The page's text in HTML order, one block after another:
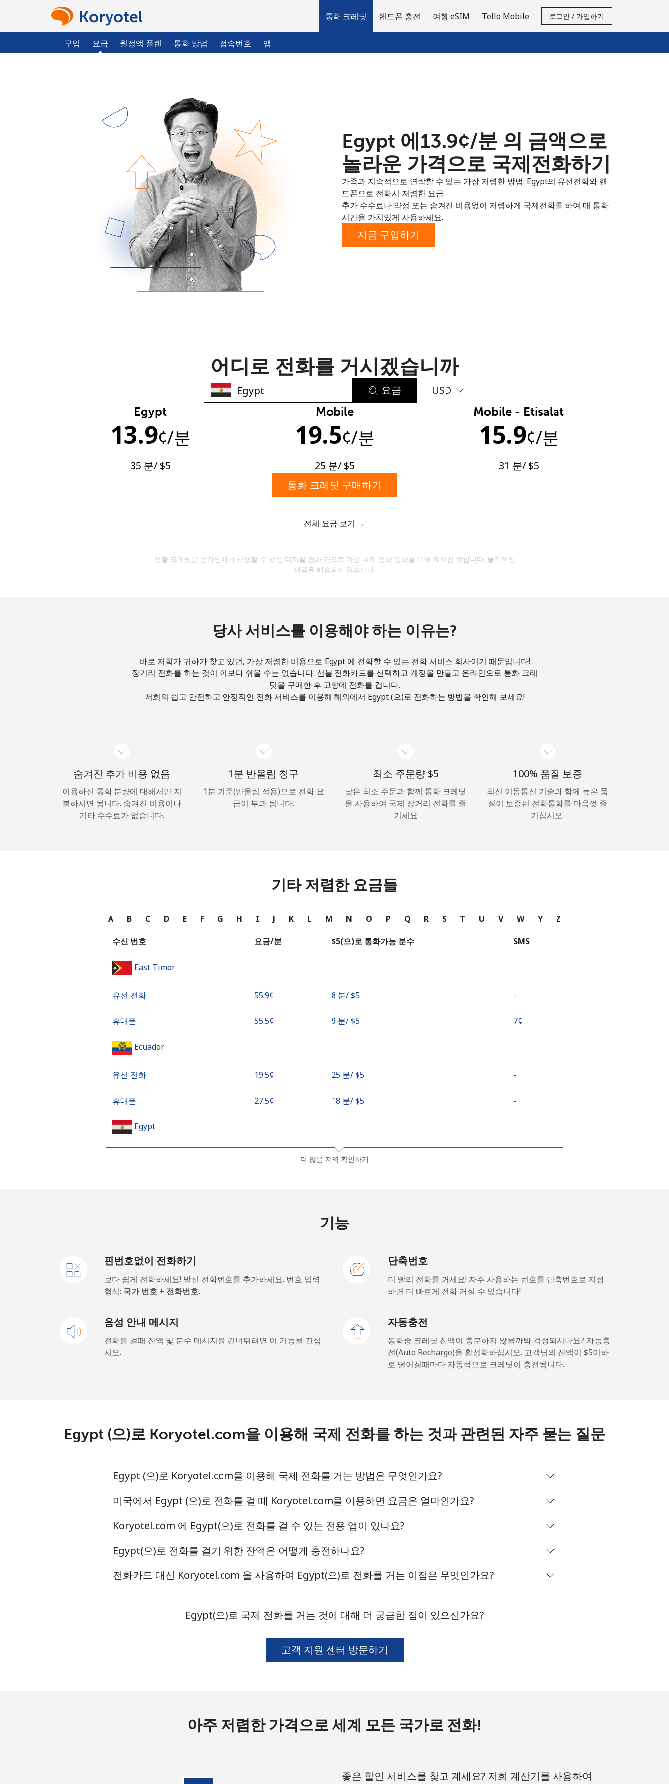
통화 크레딧
구입 요금 월정액 플랜 통화 방법 접속번호 앱
핸드폰 충전 여행 eSIM Tello Mobile 로그인 / 가입하기
이미 계정이 있으신가요?
다음 계정으로 가입하기
비밀번호를 생성하지 않았습니다
대문자 및 소문자
저희와 연락을 유지하여 최고의 할인 혜택을 받으세요.
본 웹사이트에서 계정을 생성함으로써 본인은 이
가입하기
안녕하세요!
또
다음 계정으로 로그인하기
Egypt 에⁦13.9¢⁩/분 의 금액으로
놀라운 가격으로 국제전화하기
가족과 지속적으로 연락할 수 있는 가장 저렴한 방법: Egypt의 유선전화와 핸
드폰으로 전화시 저렴한 요금
추가 수수료나 약정 또는 숨겨진 비용없이 저렴하게 국제전화를 하여 매 통화
시간을 가치있게 사용하세요.
지금 구입하기
어디로 전화를 거시겠습니까
요금 USD
Egypt
13.9¢/분
35 분/ ⁦$5⁩
Mobile
19.5¢/분
25 분/ ⁦$5⁩
Mobile - Etisalat
15.9¢/분
31 분/ ⁦$5⁩
통화 크레딧 구매하기
전체 요금 보기 →
선불 크레딧은 온라인에서 사용할 수 있는 디지털 전화 카드로 가상 국제 전화 통화를 위해 제작된 것입니다. 물리적인
제품은 배송되지 않습니다.
당사 서비스를 이용해야 하는 이유는?
바로 저희가 귀하가 찾고 있던, 가장 저렴한 비용으로 Egypt 에 전화할 수 있는 전화 서비스 회사이기 때문입니다!
장거리 전화를 하는 것이 이보다 쉬울 수는 없습니다: 선불 전화카드를 선택하고 계정을 만들고 온라인으로 통화 크레
딧을 구매한 후 고향에 전화를 겁니다.
저희의 쉽고 안전하고 안정적인 전화 서비스를 이용해 해외에서 Egypt (으)로 전화하는 방법을 확인해 보세요!
숨겨진 추가 비용 없음
이용하신 통화 분량에 대해서만 지
불하시면 됩니다. 숨겨진 비용이나
기타 수수료가 없습니다.
1분 반올림 청구
1분 기준(반올림 적용)으로 전화 요
금이 부과 됩니다.
최소 주문량 ⁦$5⁩
낮은 최소 주문과 함께 통화 크레딧
을 사용하여 국제 장거리 전화를 즐
기세요
100% 품질 보증
최신 이동통신 기술과 함께 높은 품
질이 보증된 전화통화를 마음껏 즐
기십시오.
기타 저렴한 요금들
A B C D E F G H I J K L M N O P Q R S T U V W Y Z
수신 번호 요금/분 ⁦$5⁩(으)로 통화가능 분수 SMS
East Timor
유선 전화 ⁦55.9¢⁩ 8 분/ ⁦$5⁩ -
휴대폰 ⁦55.5¢⁩ 9 분/ ⁦$5⁩ ⁦7¢⁩
Ecuador
유선 전화 ⁦19.5¢⁩ 25 분/ ⁦$5⁩ -
휴대폰 ⁦27.5¢⁩ 18 분/ ⁦$5⁩ -
Egypt
35 분/ ⁦$5⁩
유선 전화
Claro Landlines ⁦11.9¢⁩ -
Equatorial Guinea
-
15 분/ ⁦$5⁩ ⁦8¢⁩
Estonia
유선 전화 ⁦1.5¢⁩ 333 분/ ⁦$5⁩
휴대폰 ⁦48.5¢⁩ 10 분/ ⁦$5⁩
Eswatini
유선 전화 ⁦25.9¢⁩ 19 분/ ⁦$5⁩
15 분/ ⁦$5⁩
더 많은 지역 확인하기
기능
핀번호없이 전화하기
보다 쉽게 전화하세요! 발신 전화번호를 추가하세요. 번호 입력
형식: 국가 번호 + 전화번호.
단축번호
더 빨리 전화를 거세요! 자주 사용하는 번호를 단축번호로 지정
하면 더 빠르게 전화 거실 수 있습니다!
음성 안내 메시지
전화를 걸때 잔액 및 분수 메시지를 건너뛰려면 이 기능을 끄십
시오.
자동충전
통화중 크레딧 잔액이 충분하지 않을까봐 걱정되시나요? 자동충
전(Auto Recharge)을 활성화하십시오. 고객님의 잔액이 ⁦$5⁩이하
로 떨어질때마다 자동적으로 크레딧이 충전됩니다.
Egypt (으)로 Koryotel.com을 이용해 국제 전화를 하는 것과 관련된 자주 묻는 질문
Egypt (으)로 Koryotel.com을 이용해 국제 전화를 거는 방법은 무엇인가요?
미국에서 Egypt (으)로 전화를 걸 때 Koryotel.com을 이용하면 요금은 얼마인가요?
Koryotel.com 에 Egypt(으)로 전화를 걸 수 있는 전용 앱이 있나요?
Egypt(으)로 전화를 걸기 위한 잔액은 어떻게 충전하나요?
전화카드 대신 Koryotel.com 을 사용하여 Egypt(으)로 전화를 거는 이점은 무엇인가요?
Egypt(으)로 국제 전화를 거는 것에 대해 더 궁금한 점이 있으신가요?
고객 지원 센터 방문하기
아주 저렴한 가격으로 세계 모든 국가로 전화!
좋은 할인 서비스를 찾고 계세요? 저희 계산기를 사용하여